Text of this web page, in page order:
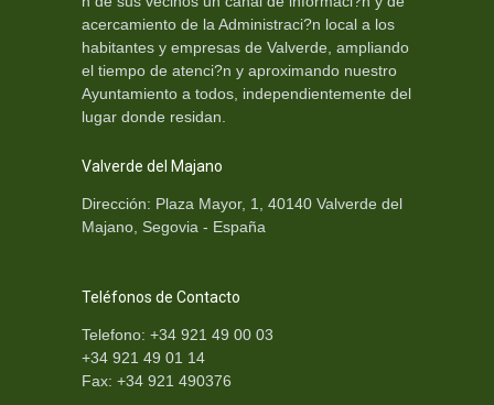
acercamiento de la Administraci?n local a los
habitantes y empresas de Valverde, ampliando
el tiempo de atenci?n y aproximando nuestro
Ayuntamiento a todos, independientemente del
lugar donde residan.
Valverde del Majano
Dirección: Plaza Mayor, 1, 40140 Valverde del
Majano, Segovia - España
Teléfonos de Contacto
Telefono: +34 921 49 00 03
+34 921 49 01 14
Fax: +34 921 490376